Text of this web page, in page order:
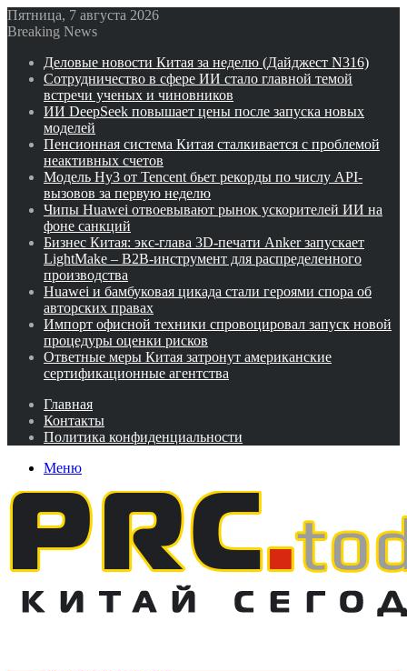
Пятница, 7 августа 2026
Breaking News
Деловые новости Китая за неделю (Дайджест N316)
Сотрудничество в сфере ИИ стало главной темой
встречи ученых и чиновников
ИИ DeepSeek повышает цены после запуска новых
моделей
Пенсионная система Китая сталкивается с проблемой
неактивных счетов
Модель Hy3 от Tencent бьет рекорды по числу API-
вызовов за первую неделю
Чипы Huawei отвоевывают рынок ускорителей ИИ на
фоне санкций
Бизнес Китая: экс-глава 3D-печати Anker запускает
LightMake – B2B-инструмент для распределенного
производства
Huawei и бамбуковая цикада стали героями спора об
авторских правах
Импорт офисной техники спровоцировал запуск новой
процедуры оценки рисков
Ответные меры Китая затронут американские
сертификационные агентства
Главная
Контакты
Политика конфиденциальности
Меню